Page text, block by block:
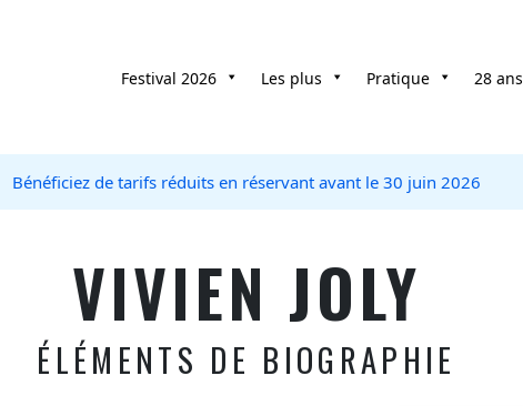
Festival 2026 Les plus Pratique 28 ans
Bénéficiez de tarifs réduits en réservant avant le 30 juin 2026
VIVIEN JOLY
ÉLÉMENTS DE BIOGRAPHIE